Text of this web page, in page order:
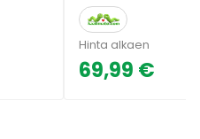
Hinta alkaen
69,99 €